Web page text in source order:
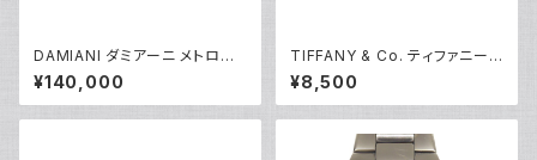
DAMIANI ダミアーニ メトロポ
リタンドリーム 1Pダイヤモンド
リング K18WG 18金 指輪 17号
Y05256
¥140,000
TIFFANY & Co. ティファニー
リターントゥ タグ ネックレストッ
プ シルバー925 ペンダントトッ
プ Y05234
¥8,500